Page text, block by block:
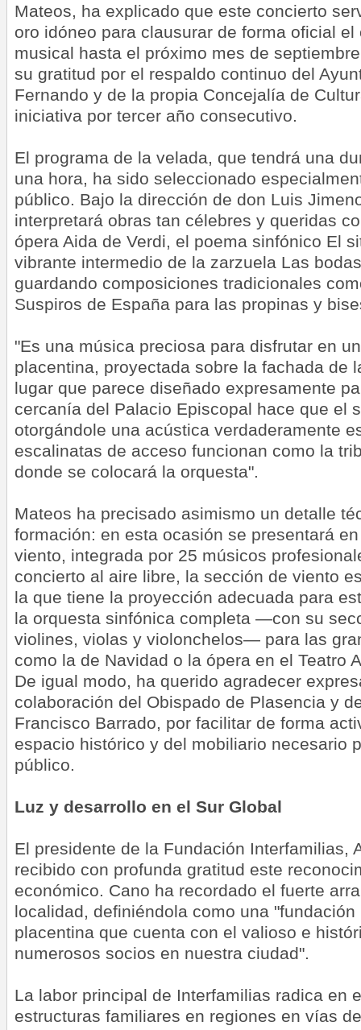
Mateos, ha explicado que este concierto
oro idóneo para clausurar de forma oficial
musical hasta el próximo mes de
su gratitud por el respaldo continuo del
Fernando y de la propia Concejalía de
iniciativa por tercer año consecutivo.
El programa de la velada, que tendrá una
una hora, ha sido seleccionado
público. Bajo la dirección de don Luis
interpretará obras tan célebres y queridas
ópera Aida de Verdi, el poema sinfónico El
vibrante intermedio de la zarzuela Las
guardando composiciones tradicionales
Suspiros de España para las propinas y
"Es una música preciosa para disfrutar en
placentina, proyectada sobre la fachada de
lugar que parece diseñado expresamente
cercanía del Palacio Episcopal hace que el
otorgándole una acústica verdaderamente
escalinatas de acceso funcionan como la
donde se colocará la orquesta".
Mateos ha precisado asimismo un detalle
formación: en esta ocasión se presentará
viento, integrada por 25 músicos
concierto al aire libre, la sección de viento
la que tiene la proyección adecuada para
la orquesta sinfónica completa —con su
violines, violas y violonchelos— para las
como la de Navidad o la ópera en el Teatro
De igual modo, ha querido agradecer
colaboración del Obispado de Plasencia y
Francisco Barrado, por facilitar de forma
espacio histórico y del mobiliario necesario
público.
Luz y desarrollo en el Sur Global
El presidente de la Fundación Interfamilias,
recibido con profunda gratitud este
económico. Cano ha recordado el fuerte
localidad, definiéndola como una
placentina que cuenta con el valioso e
numerosos socios en nuestra ciudad".
La labor principal de Interfamilias radica en
estructuras familiares en regiones en vías